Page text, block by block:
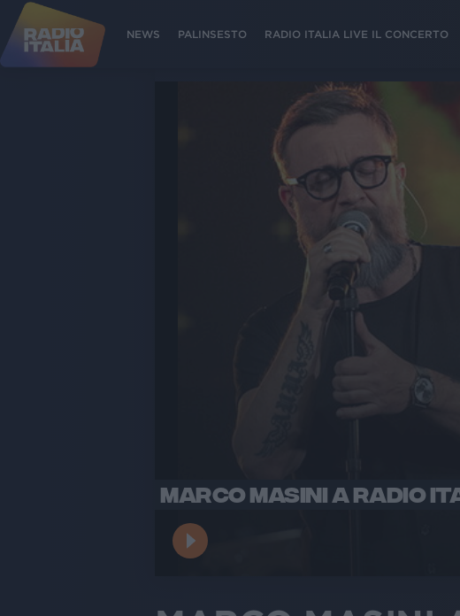
NEWS PALINSESTO RADIO ITALIA LIVE IL CONCERTO
MARCO MASINI A RADIO